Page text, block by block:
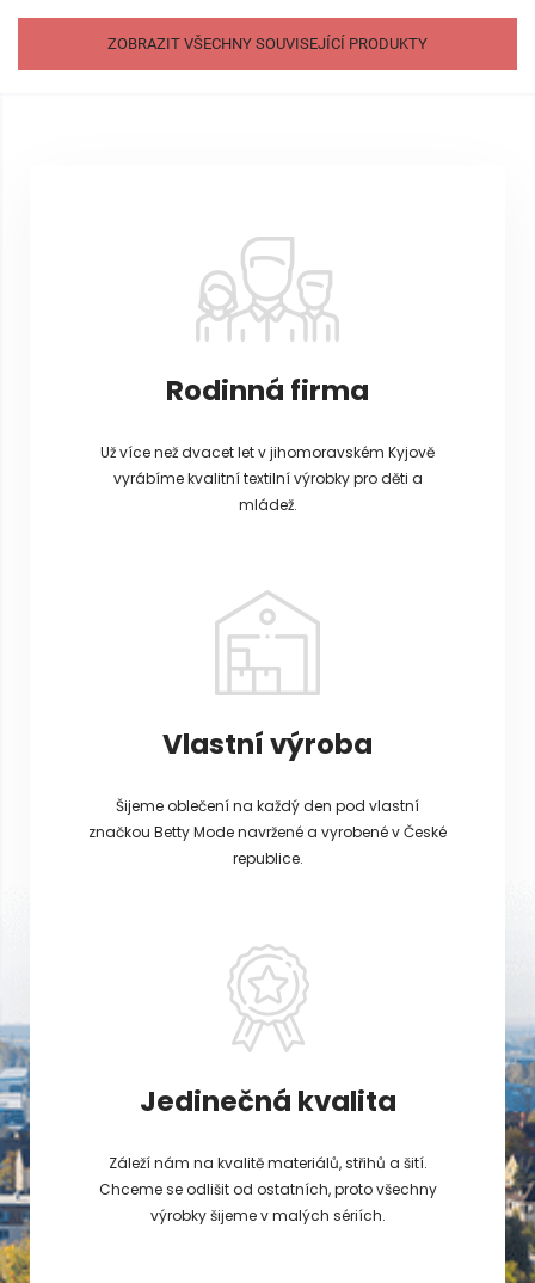
ZOBRAZIT VŠECHNY SOUVISEJÍCÍ PRODUKTY
Rodinná firma
Už více než dvacet let v jihomoravském Kyjově
vyrábíme kvalitní textilní výrobky pro děti a
mládež.
Vlastní výroba
Šijeme oblečení na každý den pod vlastní
značkou Betty Mode navržené a vyrobené v České
republice.
Jedinečná kvalita
Záleží nám na kvalitě materiálů, střihů a šití.
Chceme se odlišit od ostatních, proto všechny
výrobky šijeme v malých sériích.